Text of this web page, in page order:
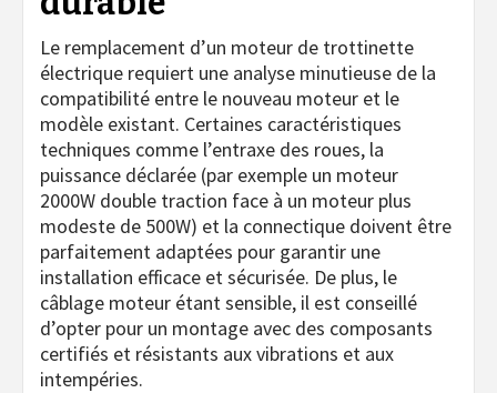
Le remplacement d’un moteur de trottinette
électrique requiert une analyse minutieuse de la
compatibilité entre le nouveau moteur et le
modèle existant. Certaines caractéristiques
techniques comme l’entraxe des roues, la
puissance déclarée (par exemple un moteur
2000W double traction face à un moteur plus
modeste de 500W) et la connectique doivent être
parfaitement adaptées pour garantir une
installation efficace et sécurisée. De plus, le
câblage moteur étant sensible, il est conseillé
d’opter pour un montage avec des composants
certifiés et résistants aux vibrations et aux
intempéries.